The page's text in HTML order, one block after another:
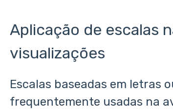
Aplicação de escalas
visualizações
Escalas baseadas em letras
frequentemente usadas na